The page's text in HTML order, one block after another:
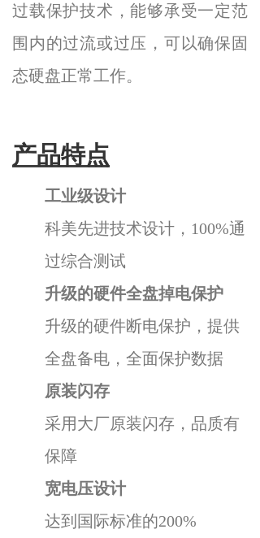
过载保护技术，能够承受一定范
围内的过流或过压，可以确保固
态硬盘正常工作。
产品特点
工业级设计
科美先进技术设计，100%通
过综合测试
升级的硬件全盘掉电保护
升级的硬件断电保护，提供
全盘备电，全面保护数据
原装闪存
采用大厂原装闪存，品质有
保障
宽电压设计
达到国际标准的200%